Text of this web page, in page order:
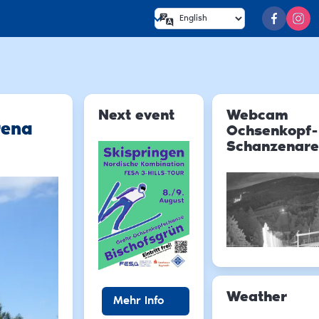
Next event
Mehr Info
Webcam
Ochsenkopf-
Weather